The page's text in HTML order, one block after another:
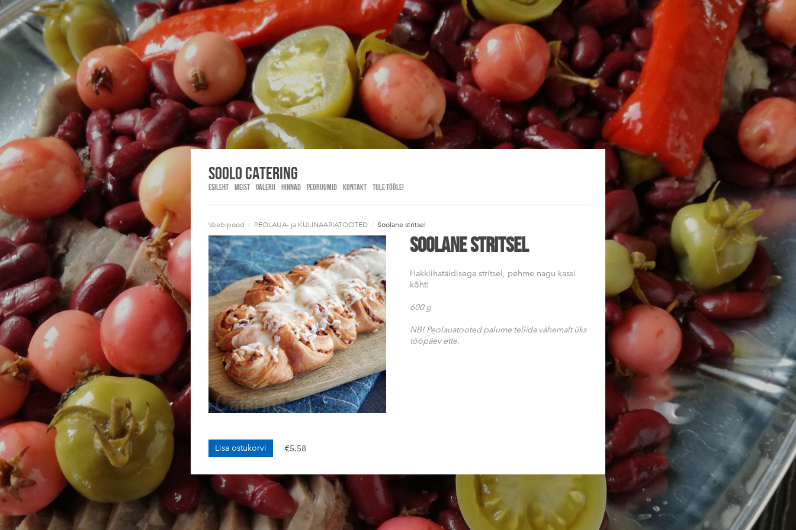
Soolo Catering
ESILEHT MEIST GALERII HINNAD PEORUUMID KONTAKT TULE TÖÖLE!
Veebipood / PEOLAUA- ja KULINAARIATOOTED / Soolane stritsel
Lisa ostukorvi €5.58
Soolane stritsel
Hakklihatäidisega stritsel, pehme nagu kassi
kõht!
600 g
NB! Peolauatooted palume tellida vähemalt üks
tööpäev ette.